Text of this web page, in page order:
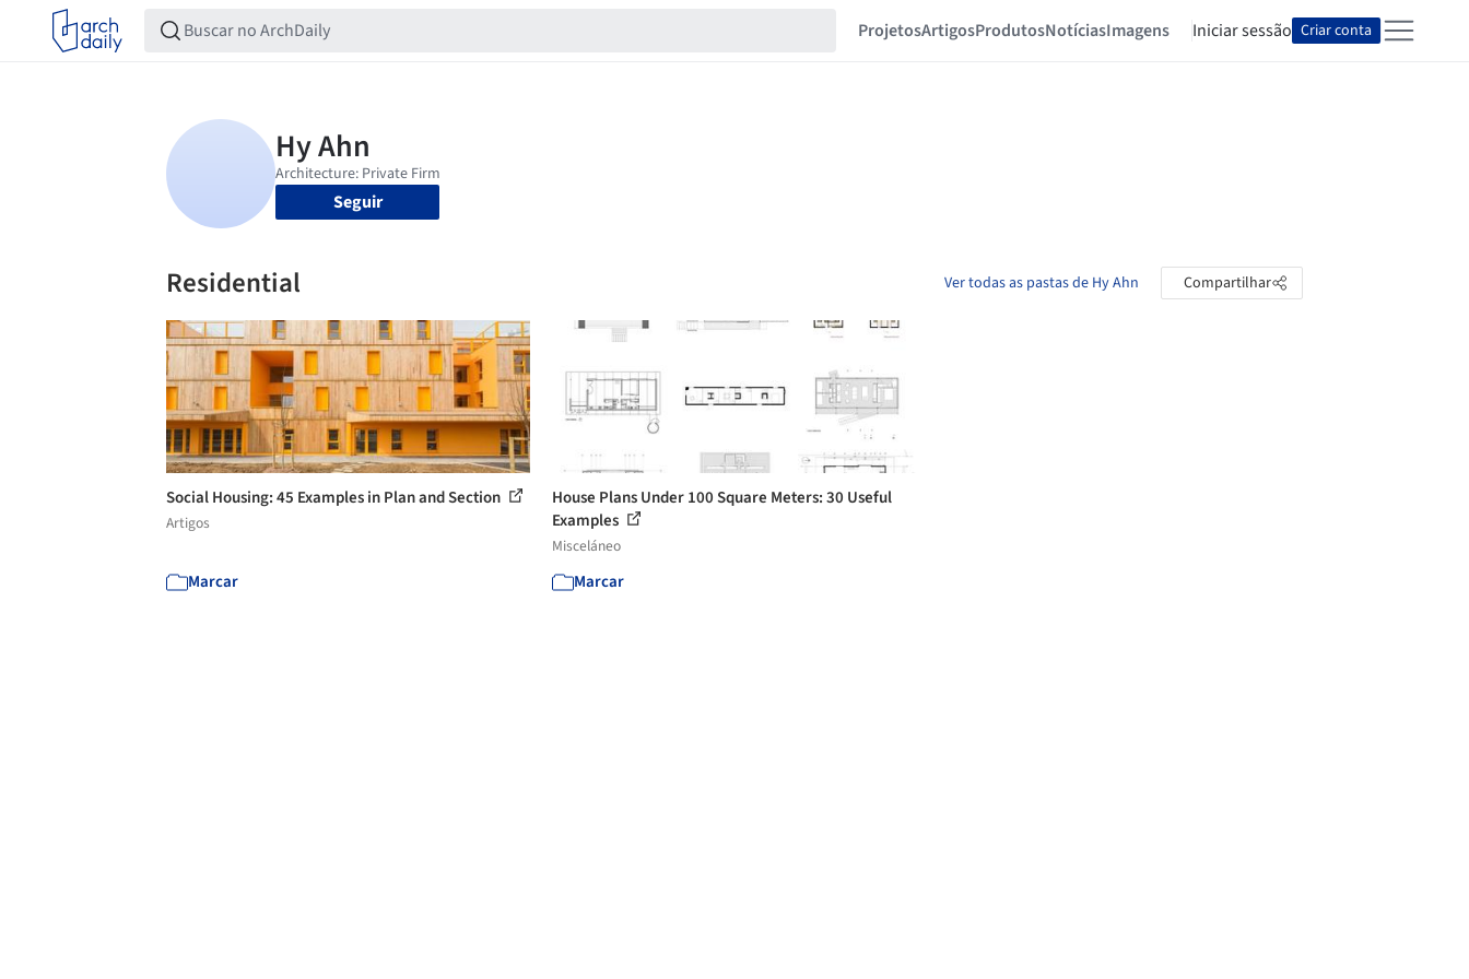
ProjetosArtigosProdutosNotíciasImagens Iniciar sessão Criar conta
Seguir
Residential Ver todas as pastas de Hy Ahn Compartilhar
Social Housing: 45 Examples in Plan and Section
Artigos
Marcar
House Plans Under 100 Square Meters: 30 Useful
Examples
Misceláneo
Marcar